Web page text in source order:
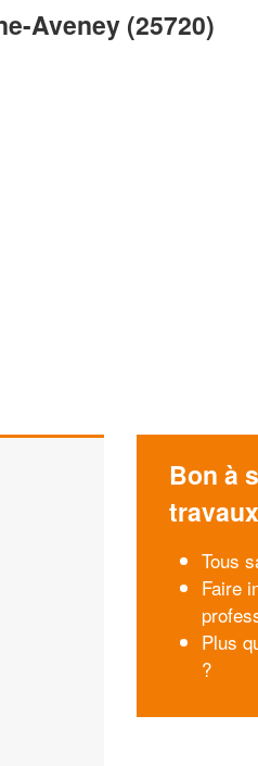
Aveney (25720)
Bon à
travaux
Tous
Faire
Plus
?